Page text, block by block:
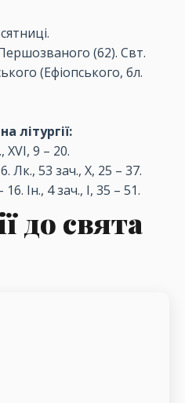
(62). Свт.
(Ефіопського, бл.
літургії:
XVI, 9 – 20.
Лк., 53 зач., X, 25 – 37.
Ін., 4 зач., I, 35 – 51.
до свята